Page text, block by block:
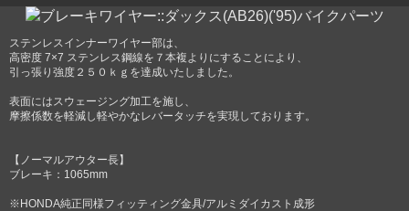
ステンレスインナーワイヤー部は、
高密度 7×7 ステンレス鋼線を７本複よりにすることにより、
引っ張り強度２５０ｋｇを達成いたしました。
表面にはスウェージング加工を施し、
摩擦係数を軽減し軽やかなレバータッチを実現しております。
【ノーマルアウター長】
ブレーキ：1065mm
※HONDA純正同様フィッティング金具/アルミダイカスト成形